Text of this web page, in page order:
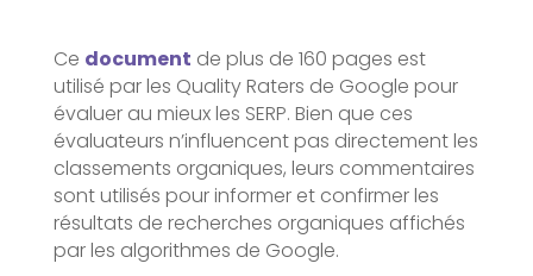
Ce document de plus de 160 pages est
utilisé par les Quality Raters de Google pour
évaluer au mieux les SERP. Bien que ces
évaluateurs n’influencent pas directement les
classements organiques, leurs commentaires
sont utilisés pour informer et confirmer les
résultats de recherches organiques affichés
par les algorithmes de Google.